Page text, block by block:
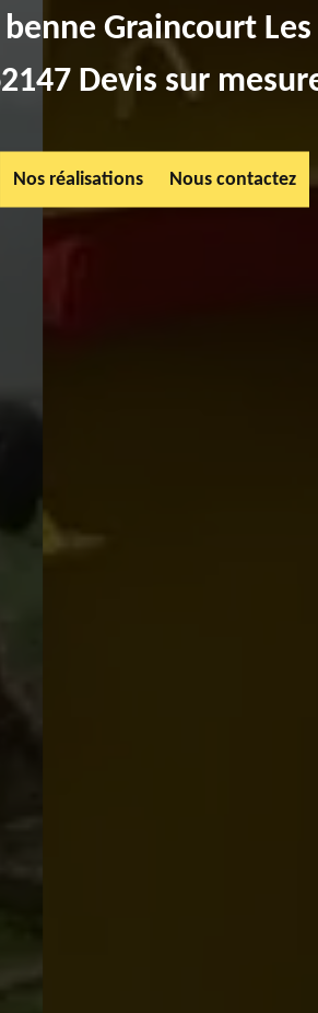
Graincourt
Devis sur
Nos réalisations Nous contactez